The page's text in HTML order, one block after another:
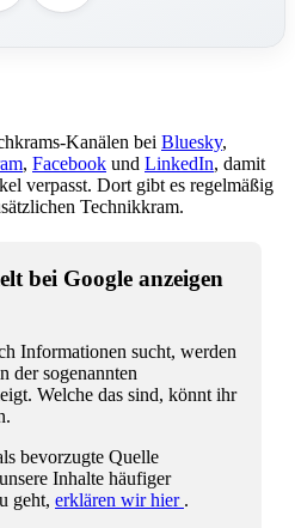
Kanälen bei Bluesky,
, Facebook und LinkedIn, damit
verpasst. Dort gibt es regelmäßig
Technikkram.
bei Google anzeigen
Informationen sucht, werden
der sogenannten
Welche das sind, könnt ihr
bevorzugte Quelle
Inhalte häufiger
geht, erklären wir hier .